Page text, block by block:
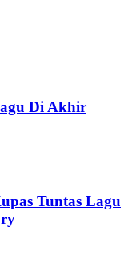
Di Akhir
Tuntas Lagu